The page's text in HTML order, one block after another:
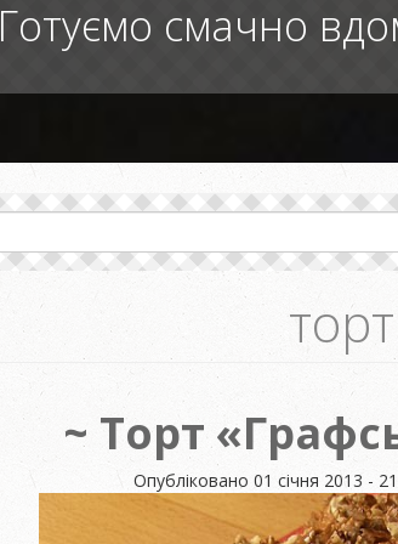
Готуємо смачно
Торт
Опубліковано 01 січня 2013 -